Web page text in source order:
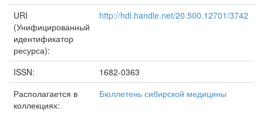
URI
(Унифицированный
идентификатор
ресурса):
http://hdl.handle.net/20.500.12701/3742
ISSN:
1682-0363
Располагается в
коллекциях:
Бюллетень сибирской медицины